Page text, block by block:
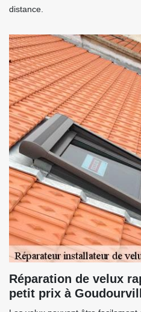
distance.
Réparation de velux
petit prix à